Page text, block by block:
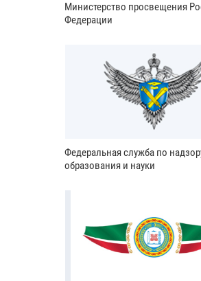
Министерство просвещения
Федерации
Федеральная служба по
образования и науки